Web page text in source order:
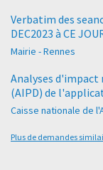
Verbatim des
DEC2023 à CE
Mairie - Rennes
Analyses d'impact
(AIPD) de
Caisse nationale de
Plus de demandes